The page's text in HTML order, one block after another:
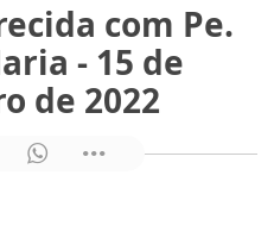
com Pe.
- 15 de
de 2022